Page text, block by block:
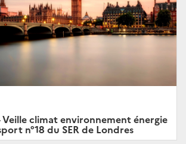
Veille climat environnement énergie
n°18 du SER de Londres